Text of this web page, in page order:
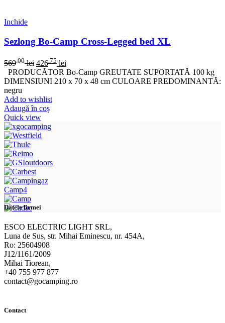
Inchide
Sezlong Bo-Camp Cross-Legged bed XL
569.00 lei 426 .75 lei
PRODUCĂTOR Bo-Camp GREUTATE SUPORTATĂ 100 kg
DIMENSIUNI 210 x 70 x 48 cm CULOARE PREDOMINANTĂ:
negru
Add to wishlist
Adaugă în coș
Quick view
Camp4
Datele firmei
ESCO ELECTRIC LIGHT SRL,
Luna de Sus, str. Mihai Eminescu, nr. 454A,
Ro: 25604908
J12/1161/2009
Mihai Tiorean,
+40 755 977 877
contact@gocamping.ro
Contact